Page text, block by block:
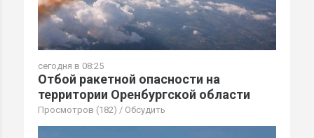
сегодня в 08:25
Отбой ракетной опасности на
территории Оренбургской области
Просмотров (182) / Обсудить